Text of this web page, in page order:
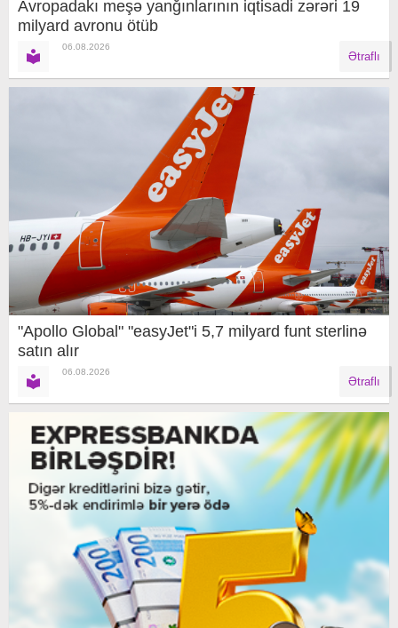
Avropadakı meşə yanğınlarının iqtisadi zərəri 19
milyard avronu ötüb
06.08.2026
Ətraflı
"Apollo Global" "easyJet"i 5,7 milyard funt sterlinə
satın alır
06.08.2026
Ətraflı